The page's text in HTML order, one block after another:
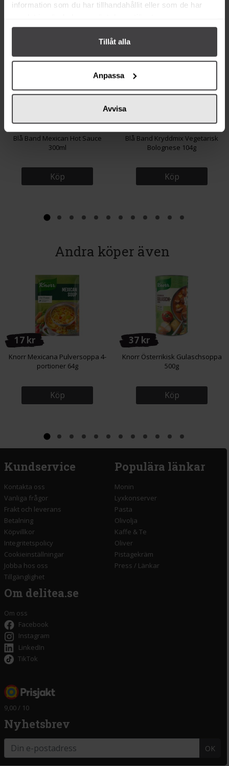
information som du har tillhandahållit eller som de har
Tillåt alla
Anpassa
Avvisa
Från samma varumärke
27 kr
Blå Band Mexican Hot Sauce
300ml
Köp
27 kr
Blå Band Kryddmix Vegetarisk
Bolognese 104g
Köp
Andra köper även
17 kr
Knorr Mexicana Pulversoppa 4-
portioner 64g
Köp
37 kr
Knorr Österrikisk Gulaschsoppa
500g
Köp
Kundservice
Kontakta oss
Vanliga frågor
Frakt och leverans
Betalning
Köpvillkor
Integritetspolicy
Cookieinställningar
Jobba hos oss
Tillgänglighet
Populära länkar
Monin
Lyxkonserver
Pasta
Olivolja
Kaffe & Te
Oliver
Pistagekräm
Press / Länkar
Om delitea.se
Om oss
Facebook
Instagram
LinkedIn
TikTok
9,00 / 10
Nyhetsbrev
OK